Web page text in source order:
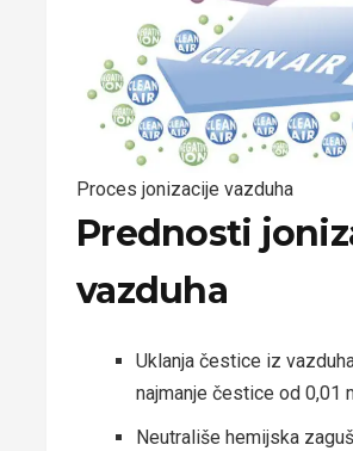
Proces jonizacije vazduha
Prednosti
vazduha
Uklanja čestice iz
najmanje čestice od 0,01
Neutrališe hemijska